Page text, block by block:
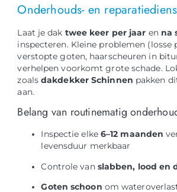
Onderhouds- en
Laat je dak twee keer per jaar en na
inspecteren. Kleine problemen (losse
verstopte goten, haarscheuren in
verhelpen voorkomt grote schade.
zoalsdakdekker Schinnen pakken
aan.
Belang van routinematig
Inspectie elke 6–12 maanden
levensduur merkbaar
Controle van slabben, lood en
Goten schoon om